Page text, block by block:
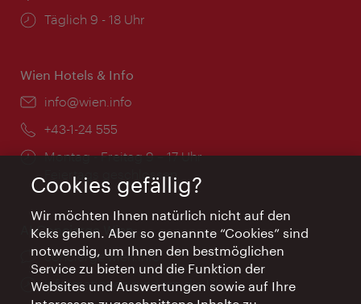
Öffnungszeiten:
Täglich 9 - 18 Uhr
Wien Hotels & Info
Email:
info@wien.info
Telefon:
+43-1-24 555
Öffnungszeiten:
Montag - Freitag 9 – 17 Uhr
Feiertags geschlossen
AI Concierge Wien
Ort:
concierge.wien.info
Öffnungszeiten:
Informationen rund um die Uhr
Cookies gefällig?
Wir möchten Ihnen natürlich nicht auf den
Keks gehen. Aber so genannte “Cookies” sind
notwendig, um Ihnen den bestmöglichen
Service zu bieten und die Funktion der
Websites und Auswertungen sowie auf Ihre